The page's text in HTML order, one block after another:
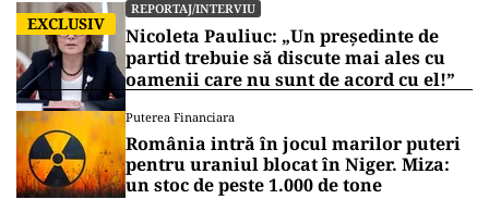
EXCLUSIV
REPORTAJ/INTERVIU
Nicoleta Pauliuc: „Un președinte de
partid trebuie să discute mai ales cu
oamenii care nu sunt de acord cu el!”
Puterea Financiara
România intră în jocul marilor puteri
pentru uraniul blocat în Niger. Miza:
un stoc de peste 1.000 de tone